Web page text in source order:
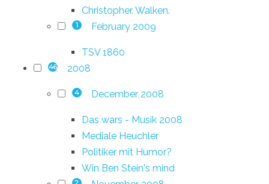
Christopher. Walken.
1 February 2009
TSV 1860
46 2008
4 December 2008
Das wars - Musik 2008
Mediale Heuchler
Politiker mit Humor?
Win Ben Stein's mind